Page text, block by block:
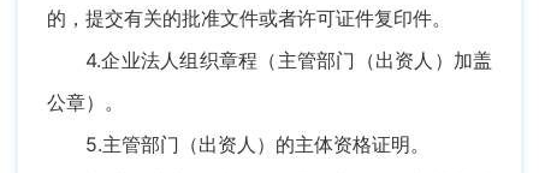
的，提交有关的批准文件或者许可证件复印件。
4.企业法人组织章程（主管部门（出资人）加盖
公章）。
5.主管部门（出资人）的主体资格证明。